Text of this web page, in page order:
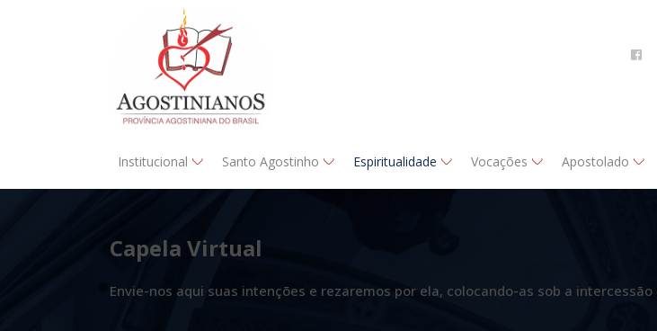
Institucional Santo Agostinho Espiritualidade Vocações Apostolado
Capela Virtual
Envie-nos aqui suas intenções e rezaremos por ela, colocando-as sob a